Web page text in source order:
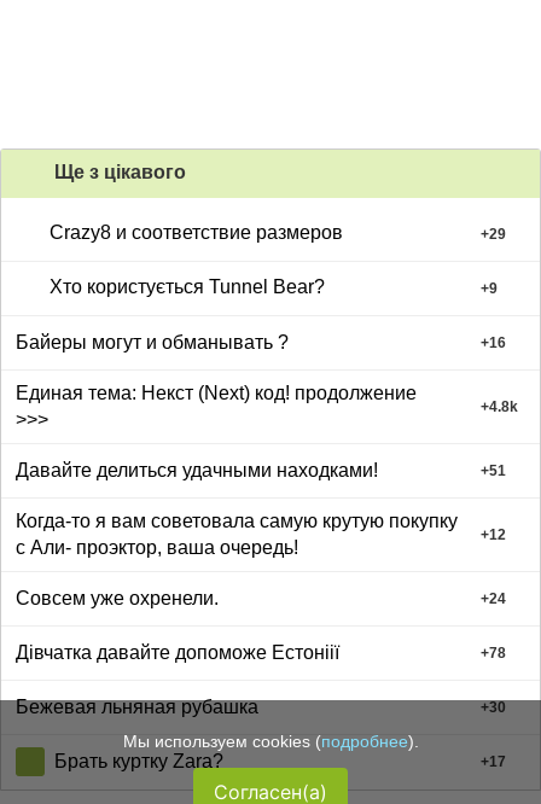
Ще з цiкавого
Crazy8 и соответствие размеров +29
Хто користується Tunnel Bear? +9
Байеры могут и обманывать ? +16
Единая тема: Некст (Next) код! продолжение
>>>
+4.8k
Давайте делиться удачными находками! +51
Когда-то я вам советовала самую крутую покупку
с Али- проэктор, ваша очередь!
+12
Совсем уже охренели. +24
Дівчатка давайте допоможе Естоніії +78
Бежевая льняная рубашка +30
Брать куртку Zara? +17
Мы используем cookies (подробнее).
Согласен(а)